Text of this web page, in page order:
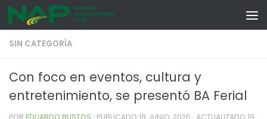
Skip to content
SIN CATEGORÍA
Con foco en eventos, cultura y
entretenimiento, se presentó BA Ferial
POR EDUARDO BUSTOS · PUBLICADO 19 JUNIO, 2026 · ACTUALIZADO 19